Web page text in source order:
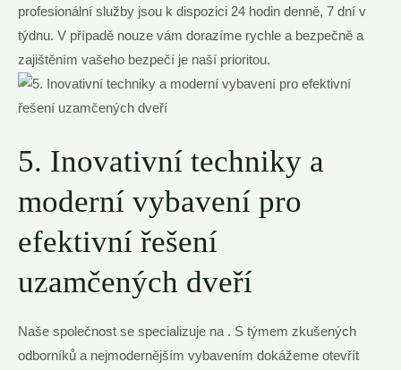
profesionální služby jsou k dispozici 24 hodin denně, 7 dní v
týdnu. V případě nouze vám dorazíme rychle a bezpečně a
zajištěním vašeho bezpečí je naší prioritou.
5. Inovativní techniky a
moderní vybavení pro
efektivní řešení
uzamčených dveří
Naše společnost se specializuje na . S týmem zkušených
odborníků a nejmodernějším vybavením dokážeme otevřít